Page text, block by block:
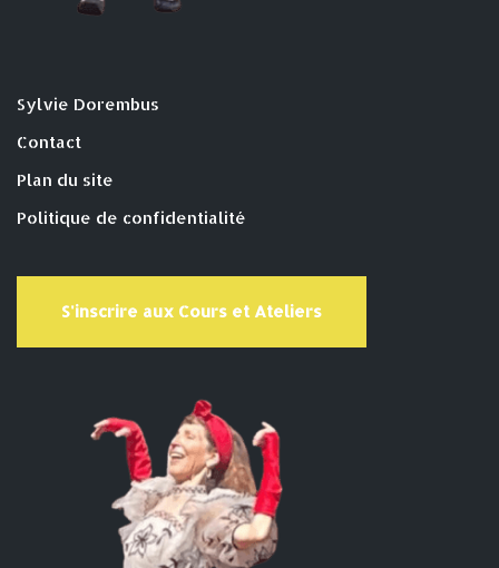
Sylvie Dorembus
Contact
Plan du site
Politique de confidentialité
S'inscrire aux Cours et Ateliers